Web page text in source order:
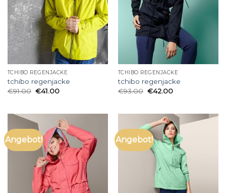
TCHIBO REGENJACKE
tchibo regenjacke
€91.00 €41.00
TCHIBO REGENJACKE
tchibo regenjacke
€93.00 €42.00
Angebot! Angebot!